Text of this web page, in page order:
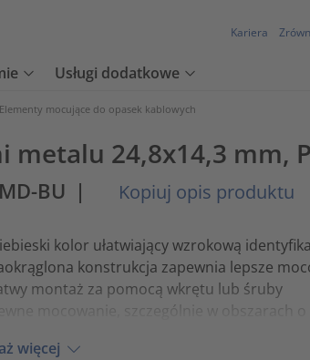
Kariera
Usługi dodatkowe
Elementy mocujące do opasek kablowych
metalu 24,8x14,3 mm,
BU | Kopiuj opis produktu
kolor ułatwiający wzrokową
konstrukcja zapewnia lepsze
montaż za pomocą wkrętu lub śruby
mocowanie, szczególnie w obszarach o
więcej